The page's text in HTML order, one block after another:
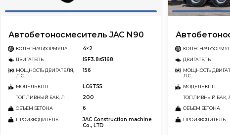
Автобетоносмеситель JAC N90
КОЛЕСНАЯ ФОРМУЛА 4×2
ДВИГАТЕЛЬ ISF3.8s5168
МОЩНОСТЬ ДВИГАТЕЛЯ,
Л.С.
156
МОДЕЛЬ КПП LC6T55
ТОПЛИВНЫЙ БАК, Л 200
ОБЪЕМ БЕТОНА 6
ПРОИЗВОДИТЕЛЬ
JAC Construction machine
Co., LTD
КОЛЕСНАЯ
ДВИГАТЕЛЬ
МОЩНОСТЬ
Л.С.
МОДЕЛЬ КПП
ТОПЛИВНЫЙ БАК,
ОБЪЕМ БЕТОНА
ПРОИЗВОДИТЕЛЬ